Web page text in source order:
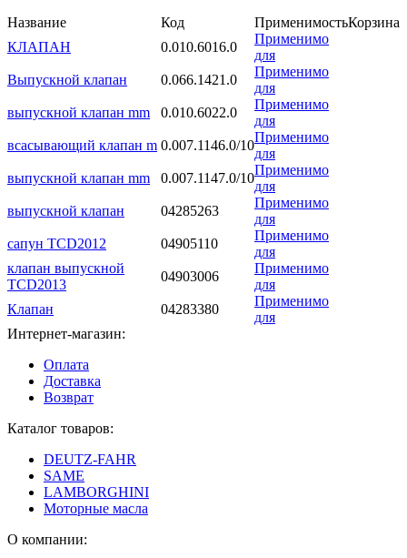
Название
Код ПрименимостьКорзина
КЛАПАН
0.010.6016.0
Применимо
для
Выпускной клапан
0.066.1421.0
Применимо
для
выпускной клапан mm
0.010.6022.0
Применимо
для
всасывающий клапан m 0.007.1146.0/10
Применимо
для
выпускной клапан mm
0.007.1147.0/10
Применимо
для
выпускной клапан
04285263
Применимо
для
сапун TCD2012
04905110
Применимо
для
клапан выпускной
TCD2013
04903006
Применимо
для
Клапан
04283380
Применимо
для
Интернет-магазин:
Оплата
Доставка
Возврат
Каталог товаров:
DEUTZ-FAHR
SAME
LAMBORGHINI
Моторные масла
О компании: